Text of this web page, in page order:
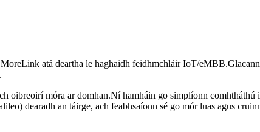
atá deartha le haghaidh feidhmchláir IoT/
oibreoirí móra ar domhan.Ní hamháin go simplíonn
dearadh an táirge, ach feabhsaíonn sé go mór luas agus